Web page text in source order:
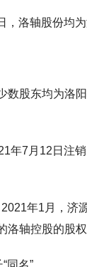
洛轴股份均为
股东均为洛
年7月12日注
年1月，济
轴控股的股权
名”。